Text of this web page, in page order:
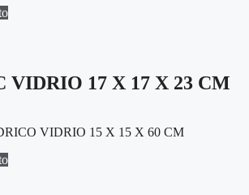
VIDRIO 17 X 17 X 23 CM